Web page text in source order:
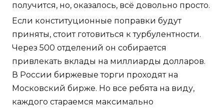
получится, но, оказалось, всё довольно просто.
Если конституционные поправки будут
приняты, стоит готовиться к турбулентности.
Через 500 отделений он собирается
привлекать вклады на миллиарды долларов.
В России биржевые торги проходят на
Московский бирже. Но все ребята на виду,
каждого стараемся максимально